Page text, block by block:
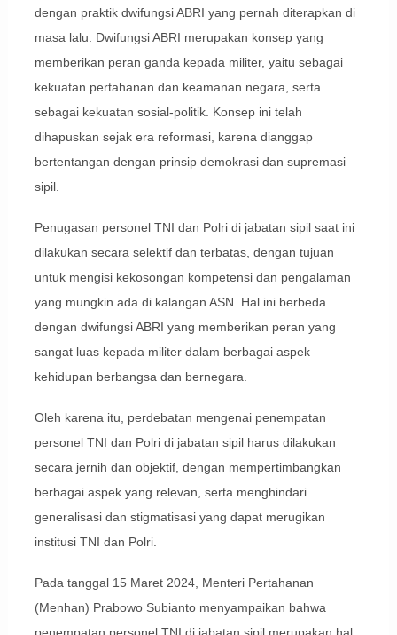
dengan praktik dwifungsi ABRI yang pernah diterapkan di
masa lalu. Dwifungsi ABRI merupakan konsep yang
memberikan peran ganda kepada militer, yaitu sebagai
kekuatan pertahanan dan keamanan negara, serta
sebagai kekuatan sosial-politik. Konsep ini telah
dihapuskan sejak era reformasi, karena dianggap
bertentangan dengan prinsip demokrasi dan supremasi
sipil.
Penugasan personel TNI dan Polri di jabatan sipil saat ini
dilakukan secara selektif dan terbatas, dengan tujuan
untuk mengisi kekosongan kompetensi dan pengalaman
yang mungkin ada di kalangan ASN. Hal ini berbeda
dengan dwifungsi ABRI yang memberikan peran yang
sangat luas kepada militer dalam berbagai aspek
kehidupan berbangsa dan bernegara.
Oleh karena itu, perdebatan mengenai penempatan
personel TNI dan Polri di jabatan sipil harus dilakukan
secara jernih dan objektif, dengan mempertimbangkan
berbagai aspek yang relevan, serta menghindari
generalisasi dan stigmatisasi yang dapat merugikan
institusi TNI dan Polri.
Pada tanggal 15 Maret 2024, Menteri Pertahanan
(Menhan) Prabowo Subianto menyampaikan bahwa
penempatan personel TNI di jabatan sipil merupakan hal